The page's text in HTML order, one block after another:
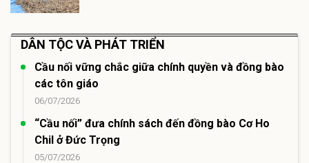
DÂN TỘC VÀ PHÁT TRIỂN
Cầu nối vững chắc giữa chính quyền và đồng bào
các tôn giáo
06/07/2026
“Cầu nối” đưa chính sách đến đồng bào Cơ Ho
Chil ở Đức Trọng
05/07/2026